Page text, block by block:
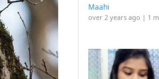
Maahi
over 2 years ago | 1